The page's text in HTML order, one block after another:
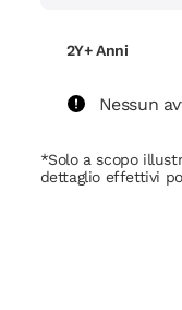
2Y+ Anni
Nessun
*Solo a scopo
dettaglio effettivi